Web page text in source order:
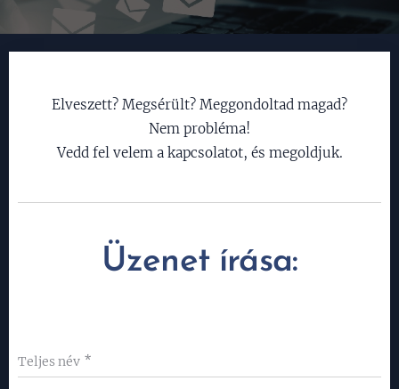
Elveszett? Megsérült? Meggondoltad magad?
Nem probléma!
Vedd fel velem a kapcsolatot, és megoldjuk.
Üzenet írása:
Teljes név